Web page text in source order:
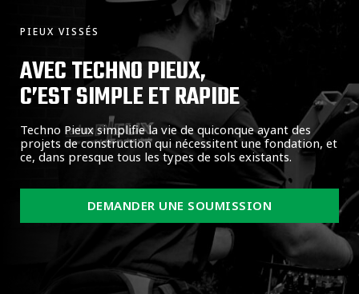
PIEUX VISSÉS
AVEC TECHNO PIEUX,
C’EST SIMPLE ET RAPIDE
Techno Pieux simplifie la vie de quiconque ayant des
projets de construction qui nécessitent une fondation, et
ce, dans presque tous les types de sols existants.
DEMANDER UNE SOUMISSION